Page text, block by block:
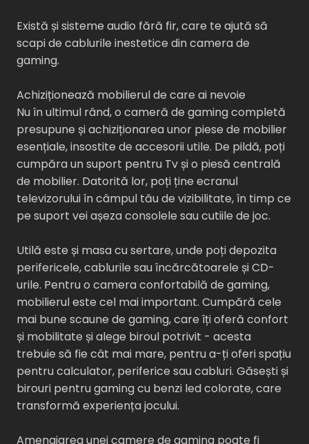
Există și sisteme audio fără fir, care te ajută să
scapi de cablurile inestetice din camera de
gaming.
Achiziționează mobilierul de care ai nevoie
Nu în ultimul rând, o cameră de gaming completă
presupune și achiziționarea unor piese de mobilier
esențiale, insostite de accesorii utile. De pildă, poți
cumpăra un suport pentru Tv și o piesă centrală
de mobilier. Datorită lor, poți ține ecranul
televizorului în câmpul tău de vizibilitate, în timp ce
pe suport vei așeza consolele sau cutiile de joc.
Utilă este și masa cu sertare, unde poți depozita
perifericele, cablurile sau încărcătoarele și CD-
urile. Pentru o camera confortabilă de gaming,
mobilierul este cel mai important. Cumpără cele
mai bune scaune de gaming, care îți oferă confort
și mobilitate și alege biroul potrivit - acesta
trebuie să fie cât mai mare, pentru a-ți oferi spațiu
pentru calculator, periferice sau cabluri. Găsești și
birouri pentru gaming cu benzi led colorate, care
transformă experiența jocului.
Amenajarea unei camere de gaming poate fi